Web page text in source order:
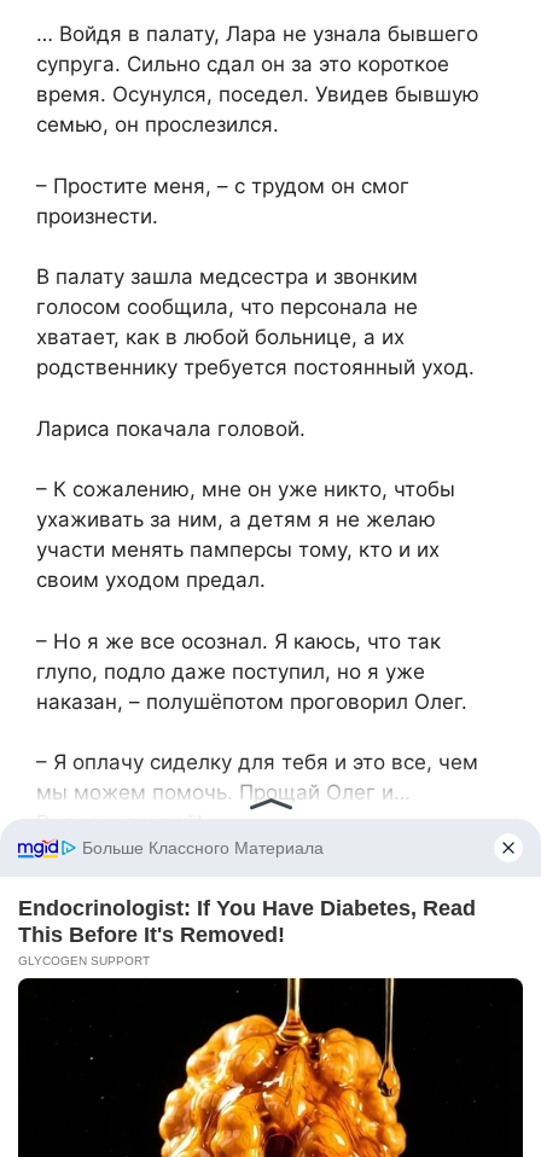
… Войдя в палату, Лара не узнала бывшего
супруга. Сильно сдал он за это короткое
время. Осунулся, поседел. Увидев бывшую
семью, он прослезился.
– Простите меня, – с трудом он смог
произнести.
В палату зашла медсестра и звонким
голосом сообщила, что персонала не
хватает, как в любой больнице, а их
родственнику требуется постоянный уход.
Лариса покачала головой.
– К сожалению, мне он уже никто, чтобы
ухаживать за ним, а детям я не желаю
участи менять памперсы тому, кто и их
своим уходом предал.
– Но я же все осознал. Я каюсь, что так
глупо, подло даже поступил, но я уже
наказан, – полушёпотом проговорил Олег.
– Я оплачу сиделку для тебя и это все, чем
мы можем помочь. Прощай Олег и…
– Мам, знаешь, мне очень жалко отца, –
всхлипнула дочь, но как вспомню, как он с
тобой поступил, так вся жалость куда-то
– Согласен с тобой, – поддержал сестру
Артем, – я бы многое ему простил, но вот за